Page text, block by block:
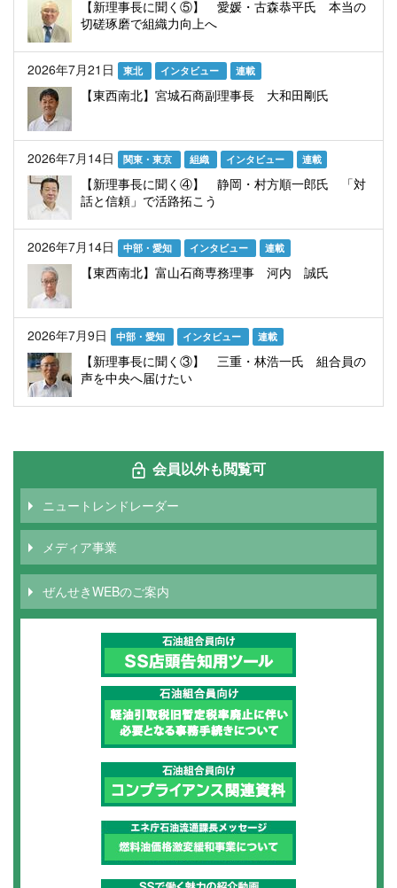
【新理事長に聞く⑤】 愛媛・古森恭平氏 本当の
切磋琢磨で組織力向上へ
2026年7月21日 東北 インタビュー 連載
【東西南北】宮城石商副理事長 大和田剛氏
2026年7月14日 関東・東京 組織 インタビュー 連載
【新理事長に聞く④】 静岡・村方順一郎氏 「対
話と信頼」で活路拓こう
2026年7月14日 中部・愛知 インタビュー 連載
【東西南北】富山石商専務理事 河内 誠氏
2026年7月9日 中部・愛知 インタビュー 連載
【新理事長に聞く③】 三重・林浩一氏 組合員の
声を中央へ届けたい
会員以外も閲覧可
ニュートレンドレーダー
メディア事業
ぜんせきWEBのご案内